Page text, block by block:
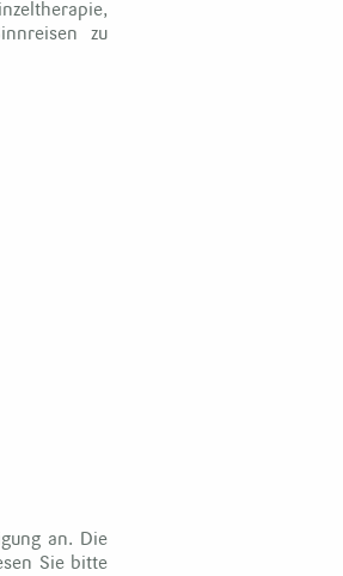
zu
an. Die
Sie bitte